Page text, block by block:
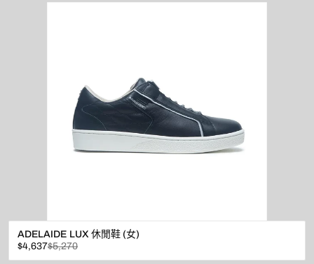
ADELAIDE LUX 休閒鞋 (女)
已
折
$4,637
原
價
$5,270